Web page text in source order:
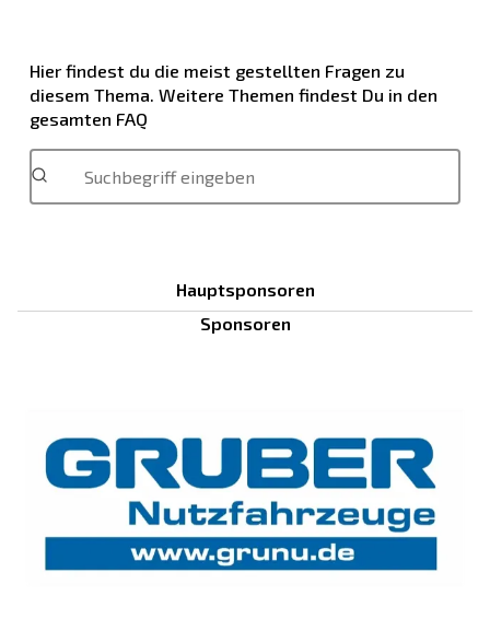
Hier findest du die meist gestellten Fragen zu
diesem Thema. Weitere Themen findest Du in den
gesamten FAQ
Hauptsponsoren
Sponsoren